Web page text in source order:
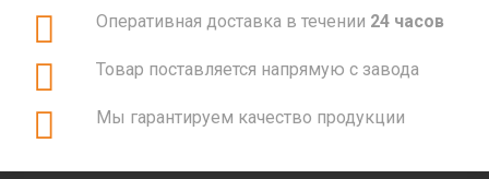
Оперативная доставка в течении 24 часов
Товар поставляется напрямую с завода
Мы гарантируем качество продукции